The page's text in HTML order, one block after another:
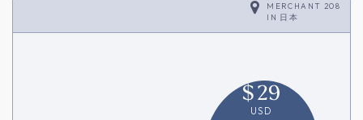
MERCHANT 208
IN 日本
$29
USD